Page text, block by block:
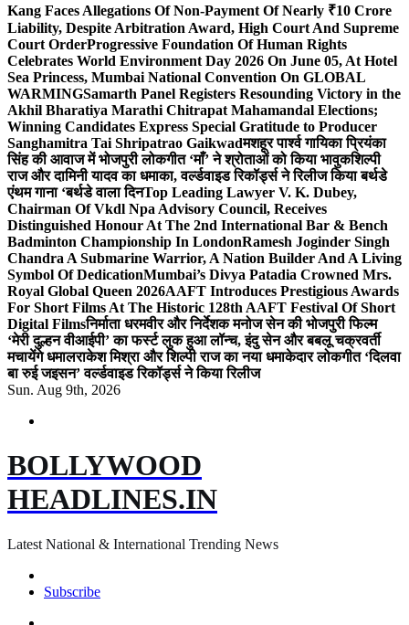
Kang Faces Allegations Of Non-Payment Of Nearly ₹10 Crore
Liability, Despite Arbitration Award, High Court And Supreme
Court OrderProgressive Foundation Of Human Rights
Celebrates World Environment Day 2026 On June 05, At Hotel
Sea Princess, Mumbai National Convention On GLOBAL
WARMINGSamarth Panel Registers Resounding Victory in the
Akhil Bharatiya Marathi Chitrapat Mahamandal Elections;
Winning Candidates Express Special Gratitude to Producer
Sanghamitra Tai Shripatrao Gaikwadमशहूर पार्श्व गायिका प्रियंका
सिंह की आवाज में भोजपुरी लोकगीत ‘माँ’ ने श्रोताओं को किया भावुकशिल्पी
राज और दामिनी यादव का धमाका, वर्ल्डवाइड रिकॉर्ड्स ने रिलीज किया बर्थडे
एंथम गाना ‘बर्थडे वाला दिनTop Leading Lawyer V. K. Dubey,
Chairman Of Vkdl Npa Advisory Council, Receives
Distinguished Honour At The 2nd International Bar & Bench
Badminton Championship In LondonRamesh Joginder Singh
Chandra A Submarine Warrior, A Nation Builder And A Living
Symbol Of DedicationMumbai’s Divya Patadia Crowned Mrs.
Royal Global Queen 2026AAFT Introduces Prestigious Awards
For Short Films At The Historic 128th AAFT Festival Of Short
Digital Filmsनिर्माता धरमवीर और निर्देशक मनोज सेन की भोजपुरी फिल्म
‘मेरी दुल्हन वीआईपी’ का फर्स्ट लुक हुआ लॉन्च, इंदु सेन और बबलू चक्रवर्ती
मचायेंगे धमालराकेश मिश्रा और शिल्पी राज का नया धमाकेदार लोकगीत ‘दिलवा
बा रुई जइसन’ वर्ल्डवाइड रिकॉर्ड्स ने किया रिलीज
Sun. Aug 9th, 2026
BOLLYWOOD
HEADLINES.IN
Latest National & International Trending News
Subscribe